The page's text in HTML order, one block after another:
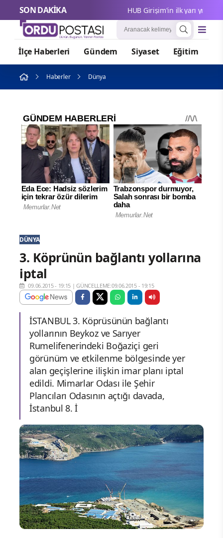
SON DAKİKA HUB Girişim'in ilk yarı yıl mali
İlçe Haberleri Gündem Siyaset Eğitim
Haberler Dünya
DÜNYA
3. Köprünün bağlantı yollarına
iptal
09.06.2015 - 19:15 |GÜNCELLEME:09.06.2015 - 19:15
İSTANBUL 3. Köprüsünün bağlantı
yollarının Beykoz ve Sarıyer
Rumelifenerindeki Boğaziçi geri
görünüm ve etkilenme bölgesinde yer
alan geçişlerine ilişkin imar planı iptal
edildi. Mimarlar Odası ile Şehir
Plancıları Odasının açtığı davada,
İstanbul 8. İ